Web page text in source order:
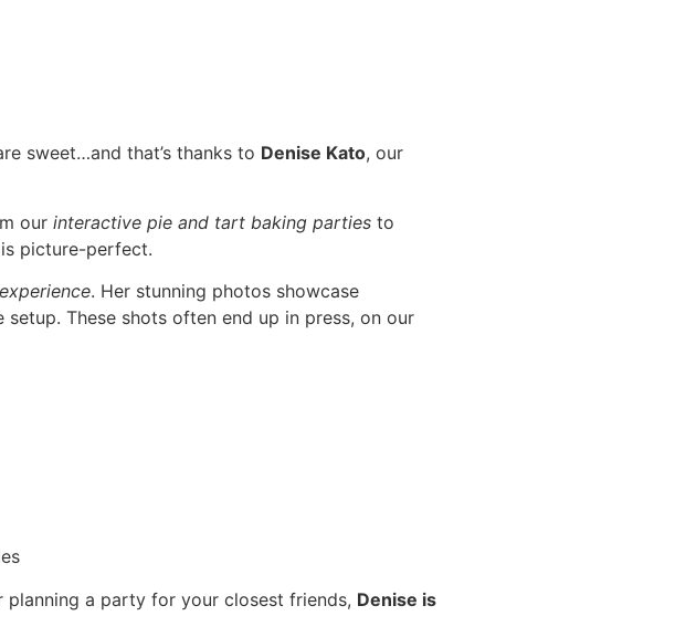
sweet…and that’s thanks to Denise Kato, our
our interactive pie and tart baking parties to
picture-perfect.
. Her stunning photos showcase
These shots often end up in press, on our
a party for your closest friends, Denise is